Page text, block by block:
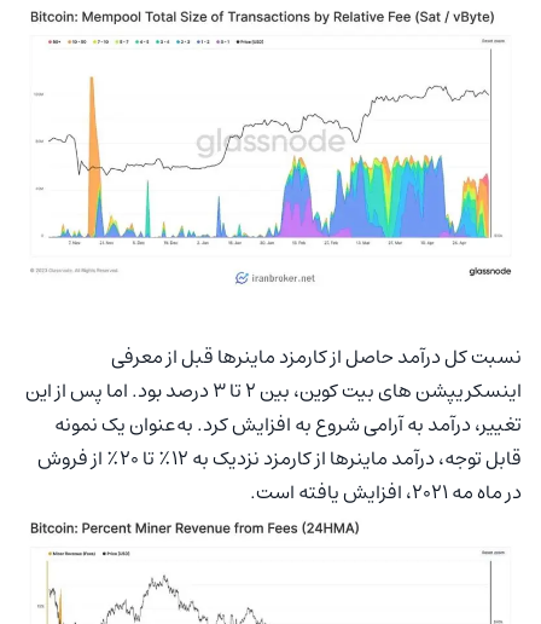
نسبت کل درآمد حاصل از کارمزد ماینرها قبل از معرفی
اینسکریپشن های بیت کوین، بین ۲ تا ۳ درصد بود. اما پس از این
تغییر، درآمد به آرامی شروع به افزایش کرد. به‌عنوان یک نمونه
قابل توجه، درآمد ماینرها از کارمزد نزدیک به ۱۲٪ تا ۲۰٪ از فروش
در ماه مه ۲۰۲۱، افزایش یافته است.